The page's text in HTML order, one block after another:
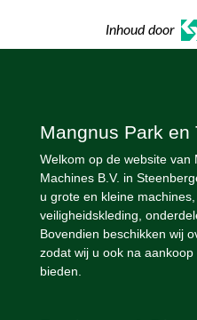
Inhoud door
Mangnus Park en
Welkom op de website van
Machines B.V. in
u grote en kleine
veiligheidskleding,
Bovendien beschikken wij
zodat wij u ook na
bieden.